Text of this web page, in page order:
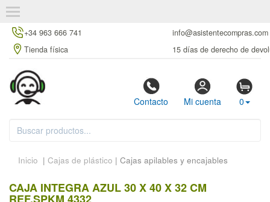
+34 963 666 741
info@asistentecompras.com
Tienda física
15 días de derecho de
Contacto Mi cuenta 0
Inicio | Cajas de plástico | Cajas apilables y encajables
CAJA INTEGRA AZUL 30 X 40 X 32 CM